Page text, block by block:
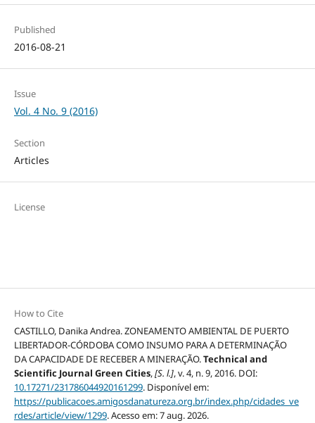
Published
2016-08-21
Issue
Vol. 4 No. 9 (2016)
Section
Articles
License
How to Cite
CASTILLO, Danika Andrea. ZONEAMENTO AMBIENTAL DE PUERTO
LIBERTADOR-CÓRDOBA COMO INSUMO PARA A DETERMINAÇÃO
DA CAPACIDADE DE RECEBER A MINERAÇÃO.Technical and
Scientific Journal Green Cities,[S. l.], v. 4, n. 9, 2016. DOI:
10.17271/231786044920161299. Disponível em:
https://publicacoes.amigosdanatureza.org.br/index.php/cidades_ve
rdes/article/view/1299. Acesso em: 7 aug. 2026.